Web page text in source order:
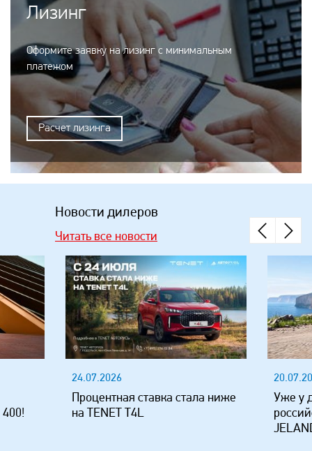
Лизинг
Оформите заявку на лизинг с минимальным
платежом
Расчет лизинга
Новости дилеров
Читать все новости
24.07.2026
Процентная ставка стала ниже
на TENET T4L
Уже у